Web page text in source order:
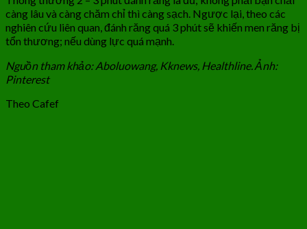
càng lâu và càng chăm chỉ thì càng sạch. Ngược lại, theo các
nghiên cứu liên quan, đánh răng quá 3 phút sẽ khiến men răng bị
tổn thương; nếu dùng lực quá mạnh.
Nguồn tham khảo: Aboluowang, Kknews, Healthline. Ảnh:
Pinterest
Theo Cafef